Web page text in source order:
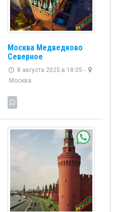
Москва Медведково
Северное
8 августа 2025 в 18:05 -
Москва